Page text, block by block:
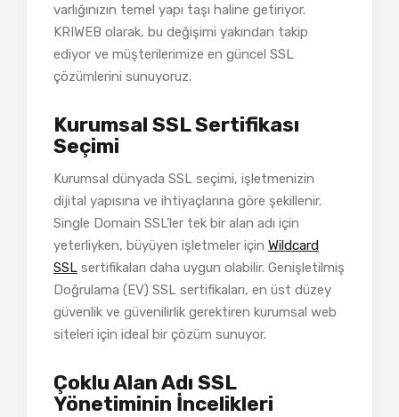
varlığınızın temel yapı taşı haline getiriyor.
KRIWEB olarak, bu değişimi yakından takip
ediyor ve müşterilerimize en güncel SSL
çözümlerini sunuyoruz.
Kurumsal SSL Sertifikası
Seçimi
Kurumsal dünyada SSL seçimi, işletmenizin
dijital yapısına ve ihtiyaçlarına göre şekillenir.
Single Domain SSL’ler tek bir alan adı için
yeterliyken, büyüyen işletmeler için Wildcard
SSL sertifikaları daha uygun olabilir. Genişletilmiş
Doğrulama (EV) SSL sertifikaları, en üst düzey
güvenlik ve güvenilirlik gerektiren kurumsal web
siteleri için ideal bir çözüm sunuyor.
Çoklu Alan Adı SSL
Yönetiminin İncelikleri